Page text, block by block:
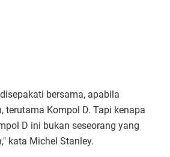
bersama, apabila
terutama Kompol D. Tapi kenapa
D ini bukan seseorang yang
kata Michel Stanley.